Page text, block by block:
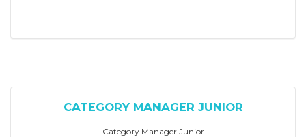
CATEGORY MANAGER JUNIOR
Category Manager Junior